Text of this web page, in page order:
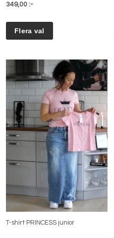
349,00 :-
T-shirt PRINCESS junior